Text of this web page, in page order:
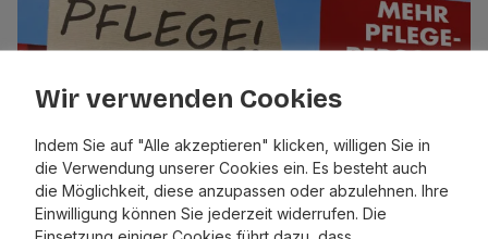
Strukturplan Pflege – Viel Papier
statt notwendiger Re...
Wir verwenden Cookies
Indem Sie auf "Alle akzeptieren" klicken, willigen Sie in
die Verwendung unserer Cookies ein. Es besteht auch
die Möglichkeit, diese anzupassen oder abzulehnen. Ihre
Einwilligung können Sie jederzeit widerrufen. Die
Einsetzung einiger Cookies führt dazu, dass